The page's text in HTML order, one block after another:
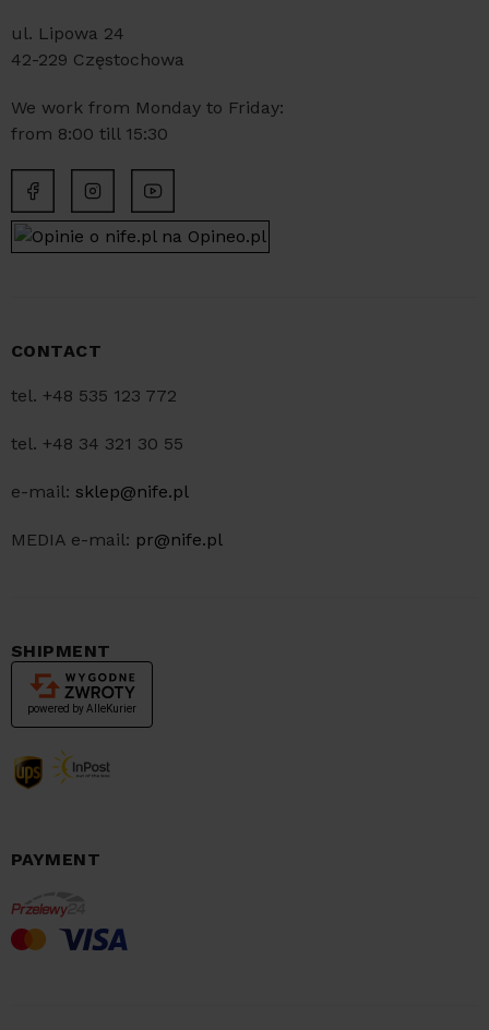
ul. Lipowa 24
42-229 Częstochowa
We work from Monday to Friday:
from 8:00 till 15:30
CONTACT
tel. +48 535 123 772
tel. +48 34 321 30 55
e-mail: sklep@nife.pl
MEDIA e-mail: pr@nife.pl
SHIPMENT
PAYMENT